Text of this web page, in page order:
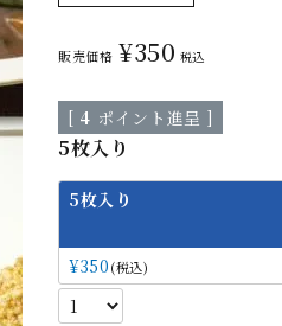
販売価格 ¥350 税込
[ 4 ポイント進呈 ]
5枚入り
5枚入り
¥350 税込